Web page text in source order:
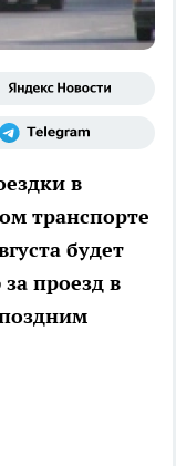
в
транспорте
будет
проезд в